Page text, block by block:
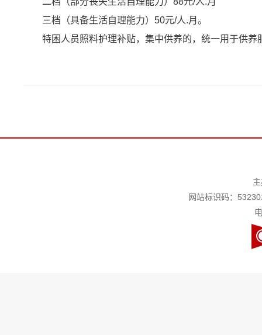
三档（具备生活自理能力）50元/人.月。
特困人员照料护理补贴，集中供养的，统一用于供
网站标识码：